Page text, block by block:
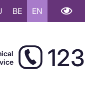
BE EN
123